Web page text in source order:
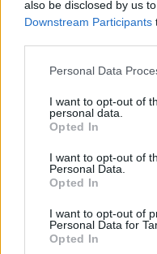
also be disclosed by us
Downstream Participants
Please note that this
not limited to your visit
grant or deny consent to
use your data for below
consent section.
Personal Data
I want to opt-out of
personal data.
Opted In
I want to opt-out of
Personal Data.
Opted In
I want to opt-out of
Personal Data for
Opted In
Weboldal készítés és
Adamo Baby swing -
mange foreldre